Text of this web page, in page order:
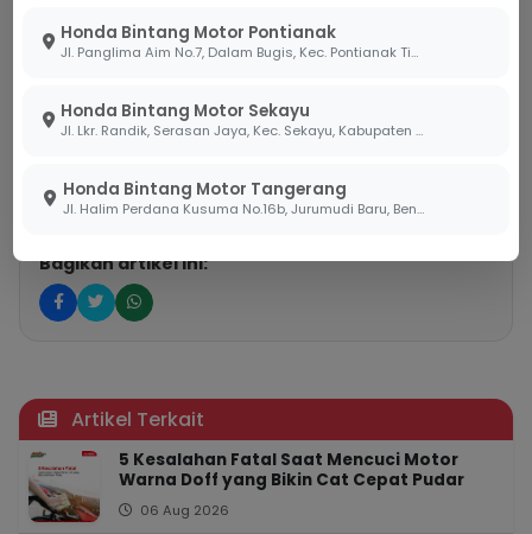
Honda Bintang Motor Pontianak
Jl. Panglima Aim No.7, Dalam Bugis, Kec. Pontianak Tim., Kota Pontianak, Kalimantan Barat 78242
Honda Bintang Motor Sekayu
Jl. Lkr. Randik, Serasan Jaya, Kec. Sekayu, Kabupaten Musi Banyuasin, Sumatera Selatan 30711
Honda Bintang Motor Tangerang
Jl. Halim Perdana Kusuma No.16b, Jurumudi Baru, Benda, Kota Tangerang, Banten 15124
Instagram:
@bintang_motor
Facebook:honda.bintangmotor
Youtube:HondaBintangMotor
Bagikan artikel ini:
Artikel Terkait
5 Kesalahan Fatal Saat Mencuci Motor
Warna Doff yang Bikin Cat Cepat Pudar
06 Aug 2026